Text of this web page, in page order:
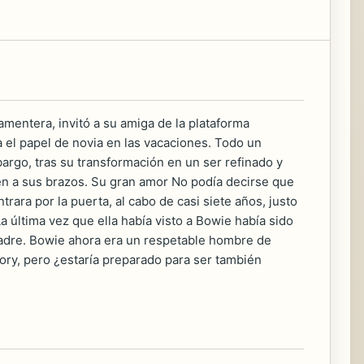
invitó a su amiga de la plataforma
papel de novia en las vacaciones. Todo un
tras su transformación en un ser refinado y
a sus brazos. Su gran amor No podía decirse que
por la puerta, al cabo de casi siete años, justo
última vez que ella había visto a Bowie había sido
Bowie ahora era un respetable hombre de
pero ¿estaría preparado para ser también